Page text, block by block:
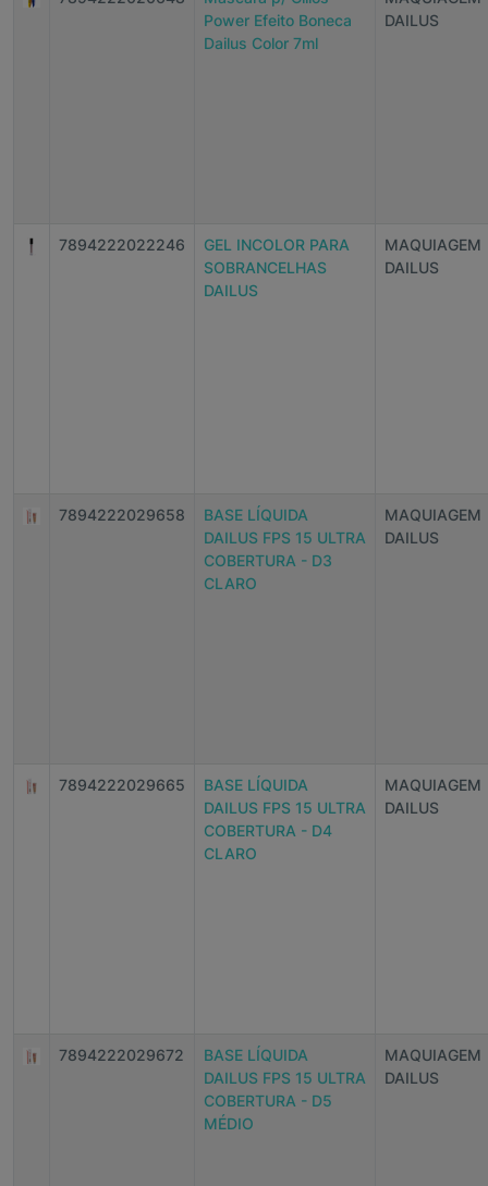
Power Efeito Boneca
Dailus Color 7ml
DAILUS
7894222022246
GEL INCOLOR PARA
SOBRANCELHAS
DAILUS
MAQUIAGEM
DAILUS
7894222029658
BASE LÍQUIDA
DAILUS FPS 15 ULTRA
COBERTURA - D3
CLARO
MAQUIAGEM
DAILUS
7894222029665
BASE LÍQUIDA
DAILUS FPS 15 ULTRA
COBERTURA - D4
CLARO
MAQUIAGEM
DAILUS
7894222029672
BASE LÍQUIDA
DAILUS FPS 15 ULTRA
COBERTURA - D5
MÉDIO
MAQUIAGEM
DAILUS